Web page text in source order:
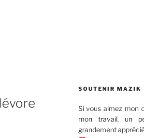
SOUTENIR MAZIK
Si vous aimez mon
mon travail, un
grandement